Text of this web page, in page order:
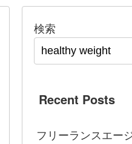
検索
Recent Posts
フリーランスエー